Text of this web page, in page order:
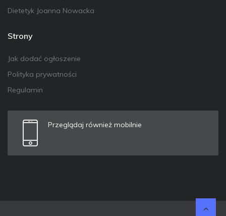
Dietetyk Joanna Nowacka
Strony
Jak dodać ogłoszenie
Polityka prywatności
Regulamin
Przeglądaj również mobilnie